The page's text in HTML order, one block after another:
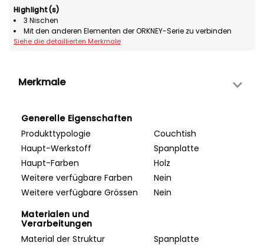
Highlight(s)
3 Nischen
Mit den anderen Elementen der ORKNEY-Serie zu verbinden
Siehe die detaillierten Merkmale
Merkmale
Generelle Eigenschaften
Produkttypologie
Couchtish
Haupt-Werkstoff
Spanplatte
Haupt-Farben
Holz
Weitere verfügbare Farben
Nein
Weitere verfügbare Grössen
Nein
Materialen und
Verarbeitungen
Material der Struktur
Spanplatte